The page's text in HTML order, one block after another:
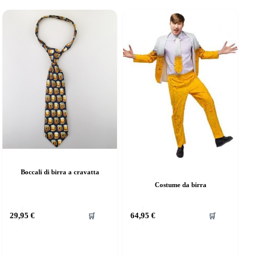
Boccali di birra a cravatta
29,95 € 🛒
Costume da birra
64,95 € 🛒
prodotto